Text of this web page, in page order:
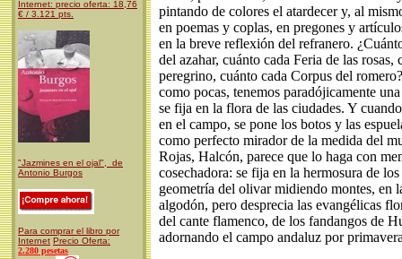
Internet: precio oferta: 18,76
€ / 3.121 pts.
"Jazmines en el ojal", de
Antonio Burgos
Para comprar el libro por
Internet Precio Oferta:
2.280 pesetas
pintando de colores el atardecer y, al
en poemas y coplas, en pregones y
en la breve reflexión del refranero.
del azahar, cuánto cada Feria de las
peregrino, cuánto cada Corpus del
como pocas, tenemos paradójicamente
se fija en la flora de las ciudades. Y
en el campo, se pone los botos y las
como perfecto mirador de la medida del
Rojas, Halcón, parece que lo haga con
cosechadora: se fija en la hermosura de
geometría del olivar midiendo montes, en
algodón, pero desprecia las evangélicas
del cante flamenco, de los fandangos de
adornando el campo andaluz por